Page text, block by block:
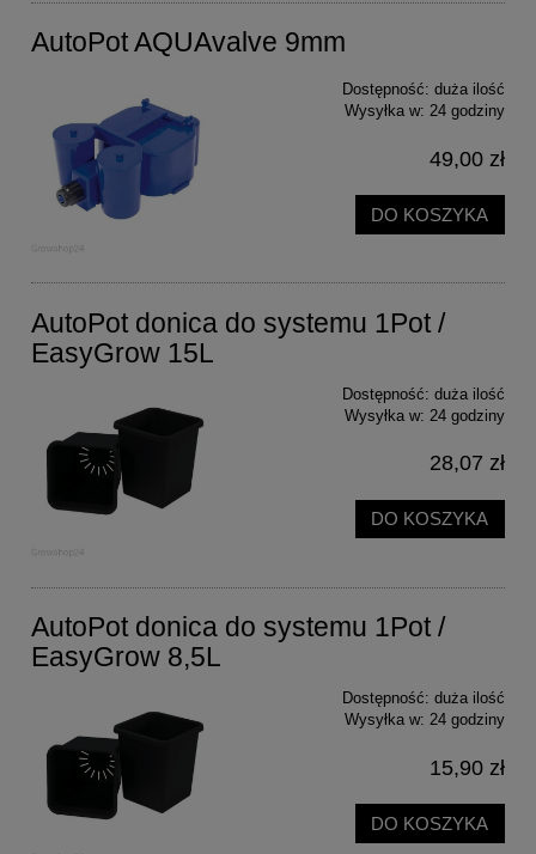
AutoPot AQUAvalve 9mm
Dostępność: duża ilość
Wysyłka w: 24 godziny
49,00 zł
DO KOSZYKA
AutoPot donica do systemu 1Pot /
EasyGrow 15L
Dostępność: duża ilość
Wysyłka w: 24 godziny
28,07 zł
DO KOSZYKA
AutoPot donica do systemu 1Pot /
EasyGrow 8,5L
Dostępność: duża ilość
Wysyłka w: 24 godziny
15,90 zł
DO KOSZYKA